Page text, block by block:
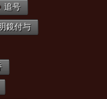
追号
鏡付与